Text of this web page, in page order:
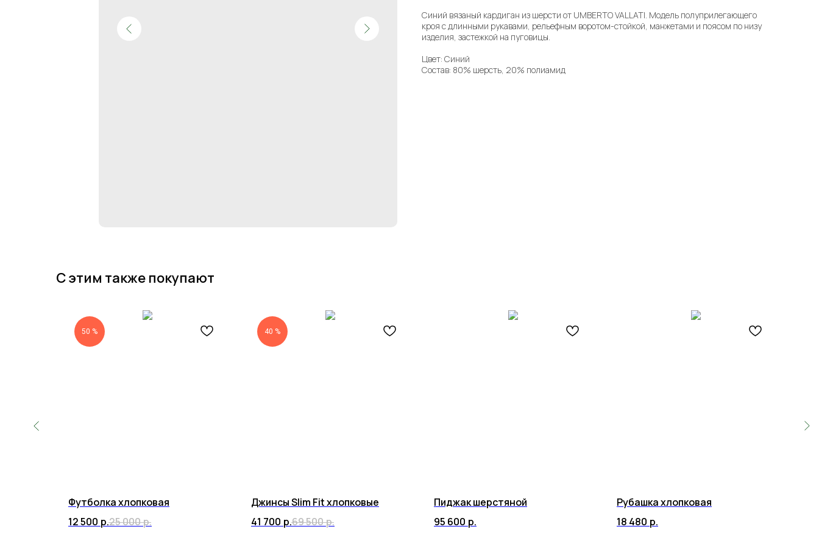
Синий вязаный кардиган из шерсти от UMBERTO VALLATI. Модель полуприлегающего
кроя с длинными рукавами, рельефным воротом-стойкой, манжетами и поясом по низу
изделия, застежкой на пуговицы.
Цвет: Синий
Состав: 80% шерсть, 20% полиамид
С этим также покупают
50 %
Футболка хлопковая
12 500 р.25 000р.
40 %
Джинсы Slim Fit хлопковые
41 700 р.69 500р.
Пиджак шерстяной
95 600 р.
Рубашка хлопковая
18 480 р.